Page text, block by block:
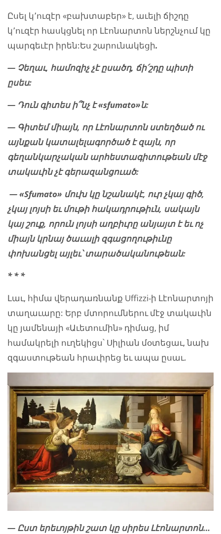
Ըսել կ՚ուզէր «բախտաբեր» է, աւելի ճիշդը
կ՚ուզէր հասկցնել որ Լէոնարտոն ներշնչում կը
պարգեւէր իրեն:Ես շարունակեցի.
— Չեղաւ, համոզիչ չէ ըսածդ, ճի՛շդը պիտի
ըսես:
— Դուն գիտես ի՞նչ է «sfumato»ն:
— Գիտեմ միայն, որ Լէոնարտոն ստեղծած ու
այնքան կատալելագործած է զայն, որ
գեղանկարչական արհեստագիտութեան մէջ
տակաւին չէ գերազանցուած:
— «Sfumato» մուխ կը նշանակէ, ուր չկայ գիծ,
չկայ լոյսի եւ մութի հակադրութիւն, սակայն
կայ շուք, որուն լոյսի աղբիւրը անյայտ է եւ ոչ
միայն կրնայ ծաւալի զգացողութիւնը
փոխանցել այլեւ՝ տարածականութեան:
* * *
Լաւ, հիմա վերադառնանք Uffizzi-ի Լէոնարտոյի
տաղաւարը: Երբ մտորումներու մէջ տակաւին
կը յամենայի «Աւետումին» դիմաց, իմ
համակրելի ուղեկիցս՝ Սիլիան մօտեցաւ, նախ
զգաստութեան հրաւիրեց եւ ապա ըսաւ.
— Ըստ երեւոյթին շատ կը սիրես Լէոնարտոն…